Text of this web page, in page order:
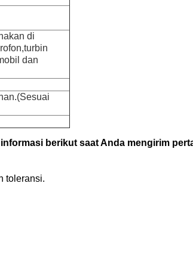
di
turbin
dan
berikut saat Anda mengirim
toleransi.